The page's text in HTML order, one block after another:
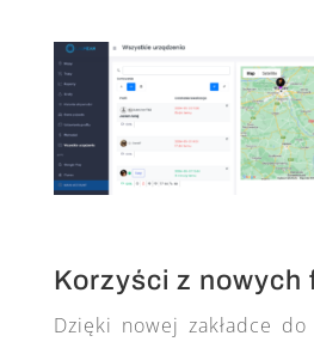
Korzyści z nowych
Dzięki nowej zakładce